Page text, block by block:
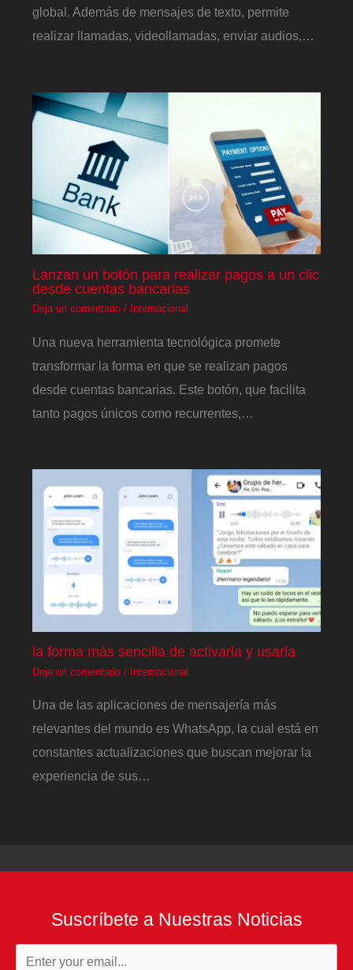
global. Además de mensajes de texto, permite
realizar llamadas, videollamadas, enviar audios,…
Lanzan un botón para realizar pagos a un clic
desde cuentas bancarias
Deja un comentario / Internacional
Una nueva herramienta tecnológica promete
transformar la forma en que se realizan pagos
desde cuentas bancarias. Este botón, que facilita
tanto pagos únicos como recurrentes,…
la forma más sencilla de activarla y usarla
Deja un comentario / Internacional
Una de las aplicaciones de mensajería más
relevantes del mundo es WhatsApp, la cual está en
constantes actualizaciones que buscan mejorar la
experiencia de sus…
Suscríbete a Nuestras Noticias